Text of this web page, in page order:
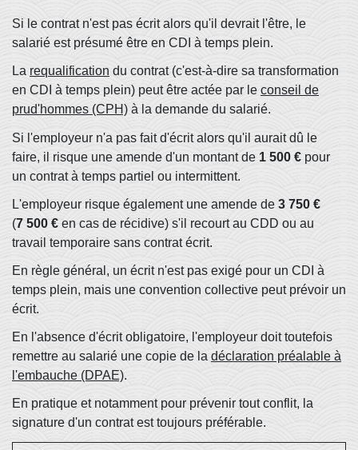
Si le contrat n'est pas écrit alors qu'il devrait l'être, le
salarié est présumé être en CDI à temps plein.
La requalification du contrat (c'est-à-dire sa transformation
en CDI à temps plein) peut être actée par le conseil de
prud'hommes (CPH) à la demande du salarié.
Si l'employeur n'a pas fait d'écrit alors qu'il aurait dû le
faire, il risque une amende d'un montant de 1 500 € pour
un contrat à temps partiel ou intermittent.
L'employeur risque également une amende de 3 750 €
(7 500 € en cas de récidive) s'il recourt au CDD ou au
travail temporaire sans contrat écrit.
En règle général, un écrit n'est pas exigé pour un CDI à
temps plein, mais une convention collective peut prévoir un
écrit.
En l'absence d'écrit obligatoire, l'employeur doit toutefois
remettre au salarié une copie de la déclaration préalable à
l'embauche (DPAE).
En pratique et notamment pour prévenir tout conflit, la
signature d'un contrat est toujours préférable.